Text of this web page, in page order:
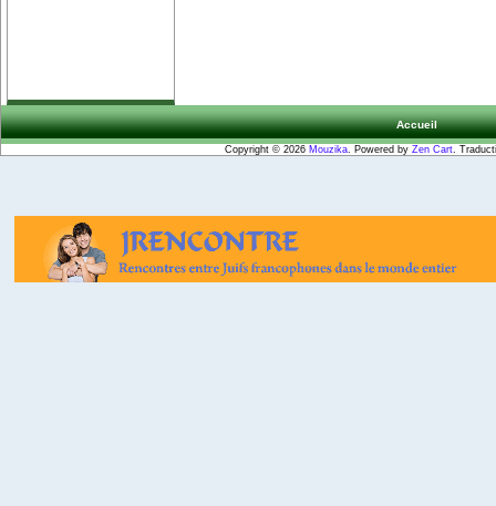
Accueil
Copyright © 2026 Mouzika. Powered by Zen Cart.